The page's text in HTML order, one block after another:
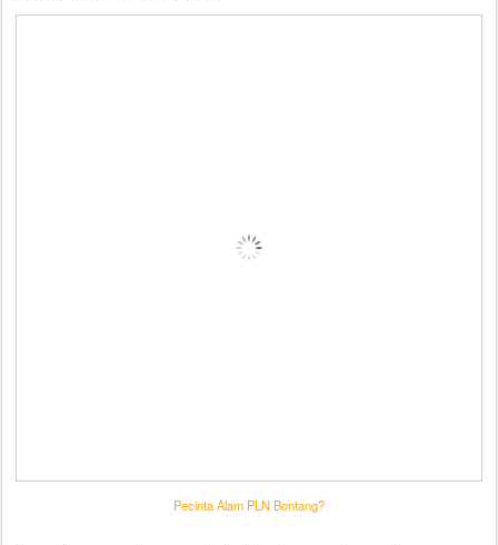
Pecinta Alam PLN Bontang?